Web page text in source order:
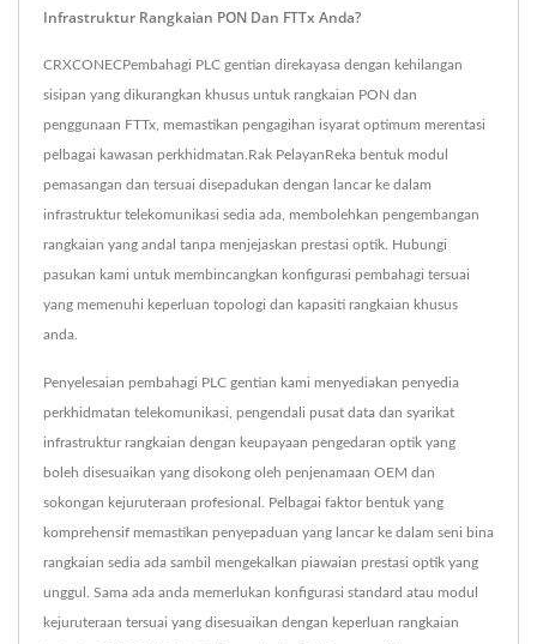
Infrastruktur Rangkaian PON Dan FTTx Anda?
CRXCONECPembahagi PLC gentian direkayasa dengan kehilangan
sisipan yang dikurangkan khusus untuk rangkaian PON dan
penggunaan FTTx, memastikan pengagihan isyarat optimum merentasi
pelbagai kawasan perkhidmatan.Rak PelayanReka bentuk modul
pemasangan dan tersuai disepadukan dengan lancar ke dalam
infrastruktur telekomunikasi sedia ada, membolehkan pengembangan
rangkaian yang andal tanpa menjejaskan prestasi optik. Hubungi
pasukan kami untuk membincangkan konfigurasi pembahagi tersuai
yang memenuhi keperluan topologi dan kapasiti rangkaian khusus
anda.
Penyelesaian pembahagi PLC gentian kami menyediakan penyedia
perkhidmatan telekomunikasi, pengendali pusat data dan syarikat
infrastruktur rangkaian dengan keupayaan pengedaran optik yang
boleh disesuaikan yang disokong oleh penjenamaan OEM dan
sokongan kejuruteraan profesional. Pelbagai faktor bentuk yang
komprehensif memastikan penyepaduan yang lancar ke dalam seni bina
rangkaian sedia ada sambil mengekalkan piawaian prestasi optik yang
unggul. Sama ada anda memerlukan konfigurasi standard atau modul
kejuruteraan tersuai yang disesuaikan dengan keperluan rangkaian